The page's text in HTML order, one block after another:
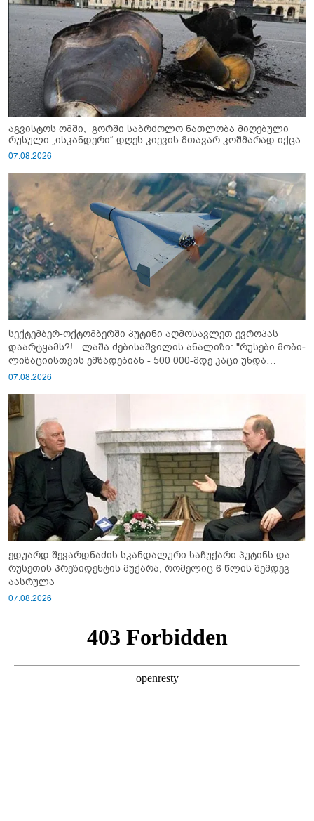
აგვისტოს ომში, გორში საბრძოლო ნათლობა მიღებული
რუსული „ისკანდერი“ დღეს კიევის მთავარ კოშმარად იქცა
07.08.2026
სექტემბერ-ოქტომბერში პუტინი აღმოსავლეთ ევროპას
დაარტყამს?! - ლაშა ძებისაშვილის ანალიზი: "რუსები მობი­
ლიზაციისთვის ემზადებიან - 500 000-მდე კაცი უნდა
გაიწვიონ ომში"
07.08.2026
ედუარდ შევარდნაძის სკანდალური საჩუქარი პუტინს და
რუსეთის პრეზიდენტის მუქარა, რომელიც 6 წლის შემდეგ
აასრულა
07.08.2026